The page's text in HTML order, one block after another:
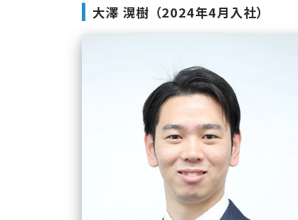
大澤 滉樹（2024年4月入社）